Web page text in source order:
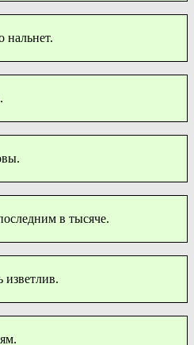
нальнет.
в тысяче.
изветлив.